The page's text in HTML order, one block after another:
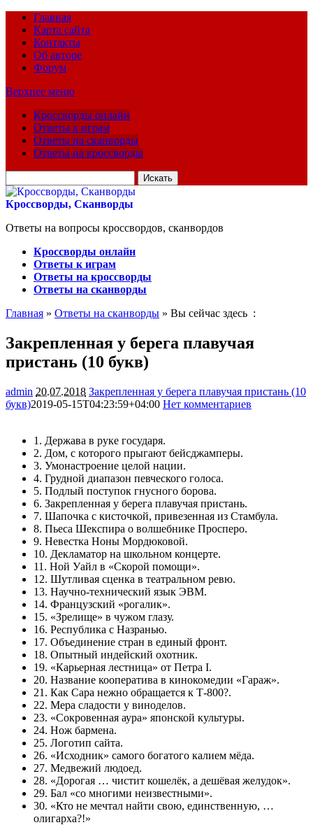
Главная
Карта сайта
Контакты
Об авторе
Форум
Верхнее меню
Кроссворды онлайн
Ответы к играм
Ответы на сканворды
Ответы на кроссворды
для:
Кроссворды, Сканворды
Ответы на вопросы кроссвордов, сканвордов
Кроссворды онлайн
Ответы к играм
Ответы на кроссворды
Ответы на сканворды
Главная » Ответы на сканворды » Вы сейчас здесь :
Закрепленная у берега плавучая
пристань (10 букв)
admin 20.07.2018 Закрепленная у берега плавучая пристань (10
букв)2019-05-15T04:23:59+04:00 Нет комментариев
1. Держава в руке государя.
2. Дом, с которого прыгают бейсджамперы.
3. Умонастроение целой нации.
4. Грудной диапазон певческого голоса.
5. Подлый поступок гнусного борова.
6. Закрепленная у берега плавучая пристань.
7. Шапочка с кисточкой, привезенная из Стамбула.
8. Пьеса Шекспира о волшебнике Просперо.
9. Невестка Ноны Мордюковой.
10. Декламатор на школьном концерте.
11. Ной Уайл в «Скорой помощи».
12. Шутливая сценка в театральном ревю.
13. Научно-технический язык ЭВМ.
14. Французский «рогалик».
15. «Зрелище» в чужом глазу.
16. Республика с Назранью.
17. Объединение стран в единый фронт.
18. Опытный индейский охотник.
19. «Карьерная лестница» от Петра I.
20. Название кооператива в кинокомедии «Гараж».
21. Как Сара нежно обращается к Т-800?.
22. Мера сладости у виноделов.
23. «Сокровенная аура» японской культуры.
24. Нож бармена.
25. Логотип сайта.
26. «Исходник» самого богатого калием мёда.
27. Медвежий людоед.
28. «Дорогая … чистит кошелёк, а дешёвая желудок».
29. Бал «со многими неизвестными».
30. «Кто не мечтал найти свою, единственную, …
олигарха?!»